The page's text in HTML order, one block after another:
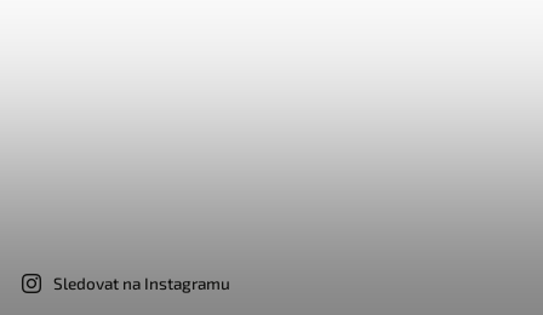
Sledovat na Instagramu